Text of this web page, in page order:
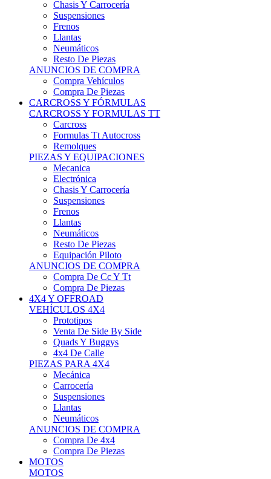
Frenos
Llantas
Neumáticos
Resto De Piezas
ANUNCIOS DE COMPRA
Compra Vehículos
Compra De Piezas
CARCROSS Y FÓRMULAS
CARCROSS Y FORMULAS TT
Carcross
Formulas Tt Autocross
Remolques
PIEZAS Y EQUIPACIONES
Mecanica
Electrónica
Chasis Y Carrocería
Suspensiones
Frenos
Llantas
Neumáticos
Resto De Piezas
Equipación Piloto
ANUNCIOS DE COMPRA
Compra De Cc Y Tt
Compra De Piezas
4X4 Y OFFROAD
VEHÍCULOS 4X4
Prototipos
Venta De Side By Side
Quads Y Buggys
4x4 De Calle
PIEZAS PARA 4X4
Mecánica
Carrocería
Suspensiones
Llantas
Neumáticos
ANUNCIOS DE COMPRA
Compra De 4x4
Compra De Piezas
MOTOS
MOTOS
Motos De Circuito